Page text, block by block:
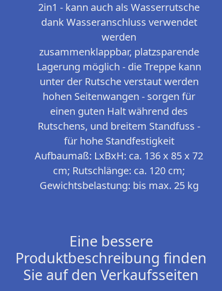
2in1 - kann auch als Wasserrutsche
dank Wasseranschluss verwendet
werden
zusammenklappbar, platzsparende
Lagerung möglich - die Treppe kann
unter der Rutsche verstaut werden
hohen Seitenwangen - sorgen für
einen guten Halt während des
Rutschens, und breitem Standfuss -
für hohe Standfestigkeit
Aufbaumaß: LxBxH: ca. 136 x 85 x 72
cm; Rutschlänge: ca. 120 cm;
Gewichtsbelastung: bis max. 25 kg
Eine bessere
Produktbeschreibung finden
Sie auf den Verkaufsseiten